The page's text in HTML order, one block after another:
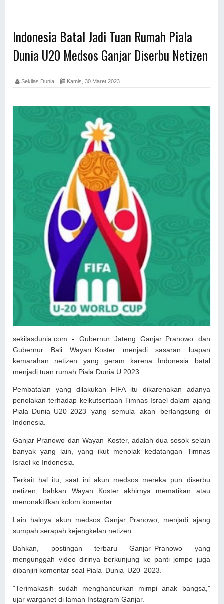
Indonesia Batal Jadi Tuan Rumah Piala
Dunia U20 Medsos Ganjar Diserbu Netizen
Sekilas Dunia Kamis, 30 Maret 2023
sekilasdunia.com - Gubernur Jateng Ganjar Pranowo dan
Gubernur Bali Wayan Koster menjadi sasaran luapan
kemarahan netizen yang geram karena Indonesia batal
menjadi tuan rumah Piala Dunia U 2023.
Pembatalan yang dilakukan FIFA itu dikarenakan adanya
penolakan terhadap keikutsertaan Timnas Israel dalam ajang
Piala Dunia U20 2023 yang semula akan berlangsung di
Indonesia.
Ganjar Pranowo dan Wayan Koster, adalah dua sosok selain
banyak yang lain, yang ikut menolak kedatangan Timnas
Israel ke Indonesia.
Terkait hal itu, saat ini akun medsos mereka pun diserbu
netizen, bahkan Wayan Koster akhirnya mematikan atau
menonaktifkan kolom komentar.
Lain halnya akun medsos Ganjar Pranowo, menjadi ajang
sumpah serapah kejengkelan netizen.
Bahkan, postingan terbaru Ganjar Pranowo yang
mengunggah video dirinya berkunjung ke panti jompo juga
dibanjiri komentar soal Piala Dunia U20 2023.
"Terimakasih sudah menghancurkan mimpi anak bangsa,"
ujar warganet di laman Instagram Ganjar.